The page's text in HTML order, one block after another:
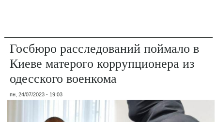
Госбюро расследований поймало в
Киеве матерого коррупционера из
одесского военкома
пн, 24/07/2023 - 19:03